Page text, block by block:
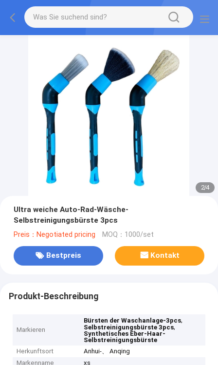
2/4
Ultra weiche Auto-Rad-Wäsche-
Selbstreinigungsbürste 3pcs
Preis：Negotiated pricing MOQ：1000/set
Bestpreis Kontakt
Produkt-Beschreibung
Markieren
Bürsten der Waschanlage-3pcs,
Selbstreinigungsbürste 3pcs,
Synthetisches Eber-Haar-
Selbstreinigungsbürste
Herkunftsort
Anhui-、 Anqing
Markenname
xs